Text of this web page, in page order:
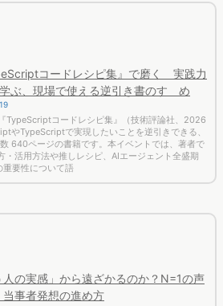
ぶ、現場で使える逆引き書のすゝめ
コードレシピ集』（技術評論社、2026
やTypeScriptで実現したいことを逆引きできる、
640ページの書籍です。本イベントでは、著者で
・活用方法や推しレシピ、AIエージェント全盛期
要性について語
事者発想の進め方